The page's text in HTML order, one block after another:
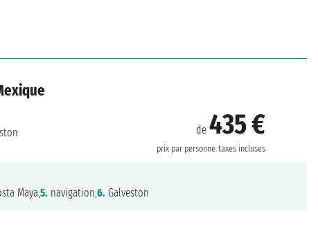
de435 €
prix par personne taxes incluses
Maya,5. navigation,6. Galveston